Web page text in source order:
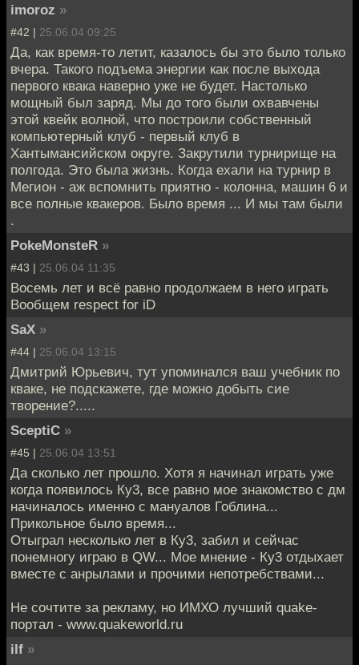
imoroz »
#42 | 25.06.04 09:25
Да, как время-то летит, казалось бы это было только
вчера. Такого подъема энергии как после выхода
первого квака наверно уже не будет. Настолько
мощный был заряд. Мы до того были охвавчены
этой квейк волной, что построили собственный
компьютерный клуб - первый клуб в
Хантымансийском округе. Закрутили турнирище на
полгода. Это была жизнь. Когда ехали на турнир в
Мегион - аж вспомнить приятно - колонна, машин 6 и
все полные квакеров. Было время ... И мы там были
.
PokeMonsteR »
#43 | 25.06.04 11:35
Восемь лет и всё равно продолжаем в него играть
Вообщем respect for iD
SaX »
#44 | 25.06.04 13:15
Дмитрий Юрьевич, тут упоминался ваш учебник по
кваке, не подскажете, где можно добыть сие
творение?.....
SceptiC »
#45 | 25.06.04 13:51
Да сколько лет прошло. Хотя я начинал играть уже
когда появилось Ку3, все равно мое знакомство с дм
начиналось именно с мануалов Гоблина...
Прикольное было время...
Отыграл несколько лет в Ку3, забил и сейчас
понемногу играю в QW... Мое мнение - Ку3 отдыхает
вместе с анрылами и прочими непотребствами...
Не сочтите за рекламу, но ИМХО лучший quake-
портал - www.quakeworld.ru
ilf »